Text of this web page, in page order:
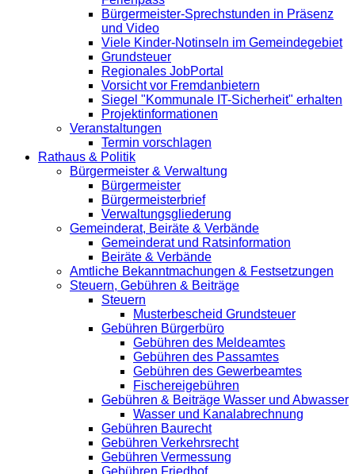
Bürgermeister-Sprechstunden in Präsenz
und Video
Viele Kinder-Notinseln im Gemeindegebiet
Grundsteuer
Regionales JobPortal
Vorsicht vor Fremdanbietern
Siegel "Kommunale IT-Sicherheit" erhalten
Projektinformationen
Veranstaltungen
Termin vorschlagen
Rathaus & Politik
Bürgermeister & Verwaltung
Bürgermeister
Bürgermeisterbrief
Verwaltungsgliederung
Gemeinderat, Beiräte & Verbände
Gemeinderat und Ratsinformation
Beiräte & Verbände
Amtliche Bekanntmachungen & Festsetzungen
Steuern, Gebühren & Beiträge
Steuern
Musterbescheid Grundsteuer
Gebühren Bürgerbüro
Gebühren des Meldeamtes
Gebühren des Passamtes
Gebühren des Gewerbeamtes
Fischereigebühren
Gebühren & Beiträge Wasser und Abwasser
Wasser und Kanalabrechnung
Gebühren Baurecht
Gebühren Verkehrsrecht
Gebühren Vermessung
Gebühren Friedhof